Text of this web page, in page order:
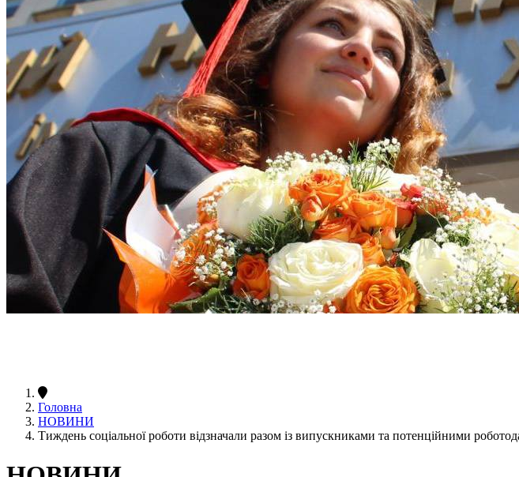
Головна
НОВИНИ
Тиждень соціальної роботи відзначали разом із випускниками та потенційними